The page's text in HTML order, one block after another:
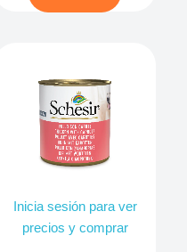
Inicia sesión para ver
precios y comprar